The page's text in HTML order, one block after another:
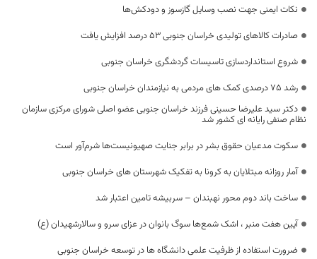
نکات ایمنی جهت نصب وسایل گازسوز و دودکش‌ها
صادرات کالاهای تولیدی خراسان جنوبی ۵۳ درصد افزایش یافت
شروع استانداردسازی تاسیسات گردشگری خراسان جنوبی
رشد ۷۵ درصدی کمک های مردمی به نیازمندان خراسان جنوبی
دکتر سید علیرضا حسینی فرزند خراسان جنوبی عضو اصلی شورای مرکزی سازمان
نظام صنفی رایانه ای کشور شد
سکوت مدعیان حقوق بشر در برابر جنایت صهیونیست‌ها شرم‌آور است
آمار روزانه مبتلایان به کرونا به تفکیک شهرستان های خراسان جنوبی
ساخت باند دوم محور نهبندان – سربیشه تامین اعتبار شد
آیین هفت منبر ، اشک شمع‌ها سوگ بانوان در عزای سرو و سالارشهیدان (ع)
ضرورت استفاده از ظرفیت علمی دانشگاه ها در توسعه خراسان جنوبی